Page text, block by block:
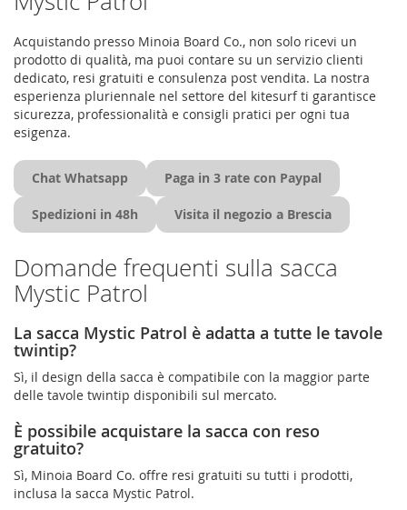
Acquistando presso Minoia Board Co., non solo ricevi un
prodotto di qualità, ma puoi contare su un servizio clienti
dedicato, resi gratuiti e consulenza post vendita. La nostra
esperienza pluriennale nel settore del kitesurf ti garantisce
sicurezza, professionalità e consigli pratici per ogni tua
esigenza.
Chat Whatsapp Paga in 3 rate con Paypal
Spedizioni in 48h Visita il negozio a Brescia
Domande frequenti sulla sacca
Mystic Patrol
La sacca Mystic Patrol è adatta a tutte le tavole
twintip?
Sì, il design della sacca è compatibile con la maggior parte
delle tavole twintip disponibili sul mercato.
È possibile acquistare la sacca con reso
gratuito?
Sì, Minoia Board Co. offre resi gratuiti su tutti i prodotti,
inclusa la sacca Mystic Patrol.